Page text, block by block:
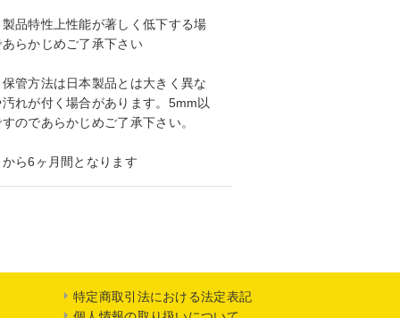
品特性上性能が著しく低下する場
らかじめご了承下さい
管方法は日本製品とは大きく異な
れが付く場合があります。5mm以
のであらかじめご了承下さい。
ら6ヶ月間となります
特定商取引法における法定表記